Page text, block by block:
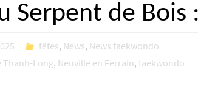
Serpent de Bois :
fêtes, News, News taekwondo
Thanh-Long, Neuville en Ferrain, taekwondo